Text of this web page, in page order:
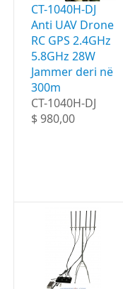
CT-1040H-DJ
Anti UAV Drone
RC GPS 2.4GHz
5.8GHz 28W
Jammer deri në
300m
CT-1040H-DJ
$ 980,00